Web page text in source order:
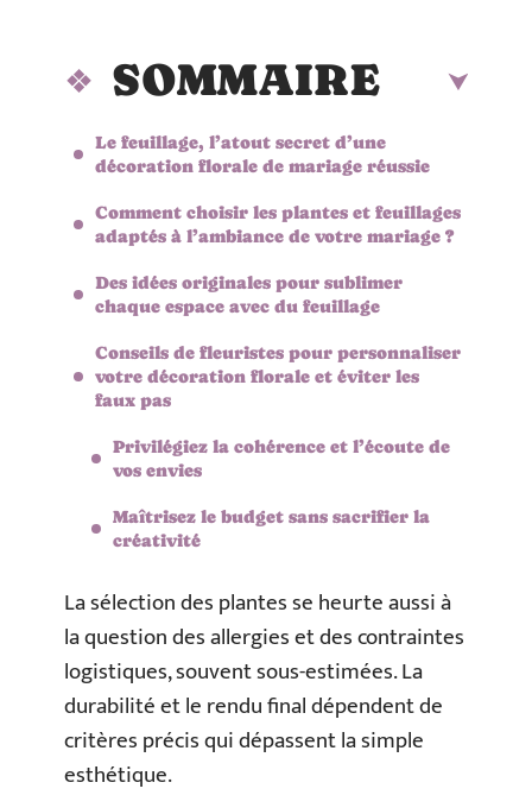
SOMMAIRE
Le feuillage, l’atout secret d’une
décoration florale de mariage réussie
Comment choisir les plantes et feuillages
adaptés à l’ambiance de votre mariage ?
Des idées originales pour sublimer
chaque espace avec du feuillage
Conseils de fleuristes pour personnaliser
votre décoration florale et éviter les
faux pas
Privilégiez la cohérence et l’écoute de
vos envies
Maîtrisez le budget sans sacrifier la
créativité
La sélection des plantes se heurte aussi à
la question des allergies et des contraintes
logistiques, souvent sous-estimées. La
durabilité et le rendu final dépendent de
critères précis qui dépassent la simple
esthétique.